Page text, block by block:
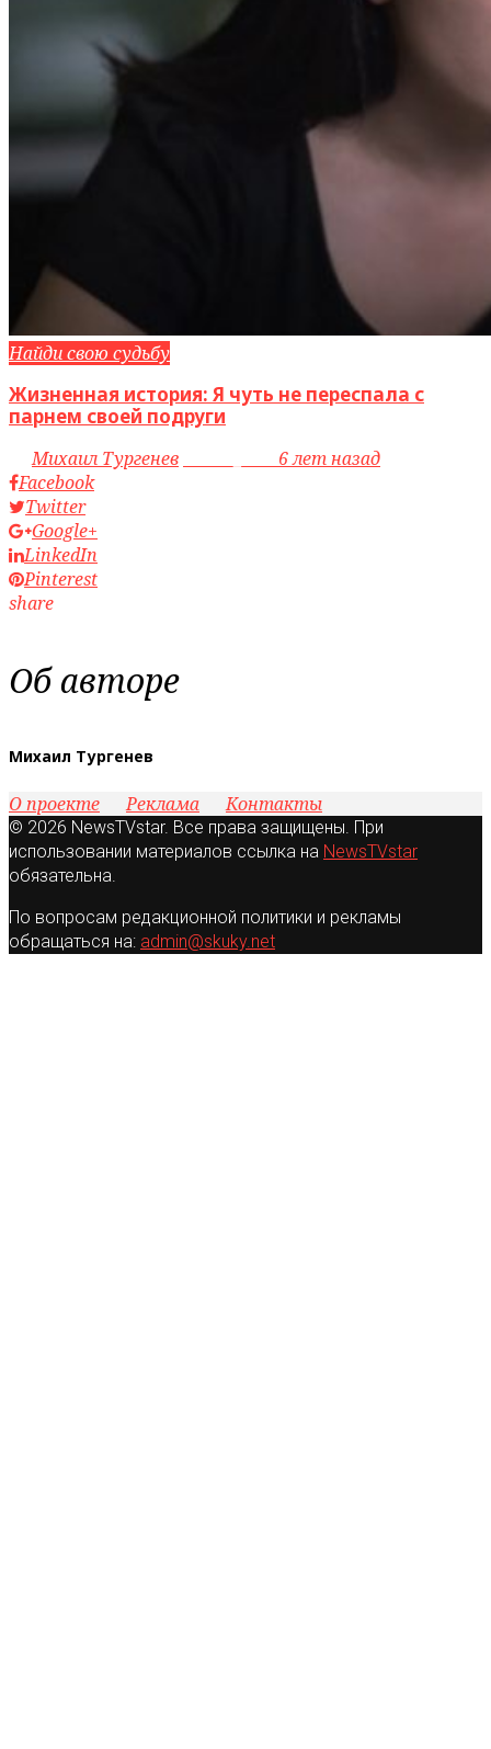
Найди свою судьбу
Жизненная история: Я чуть не переспала с
парнем своей подруги
byМихаил Тургенев
6 лет назад
Facebook
Twitter
Google+
LinkedIn
Pinterest
share
Об авторе
Михаил Тургенев
О проекте Реклама Контакты
© 2026 NewsTVstar. Все права защищены. При
использовании материалов ссылка на NewsTVstar
обязательна.
По вопросам редакционной политики и рекламы
обращаться на: admin@skuky.net